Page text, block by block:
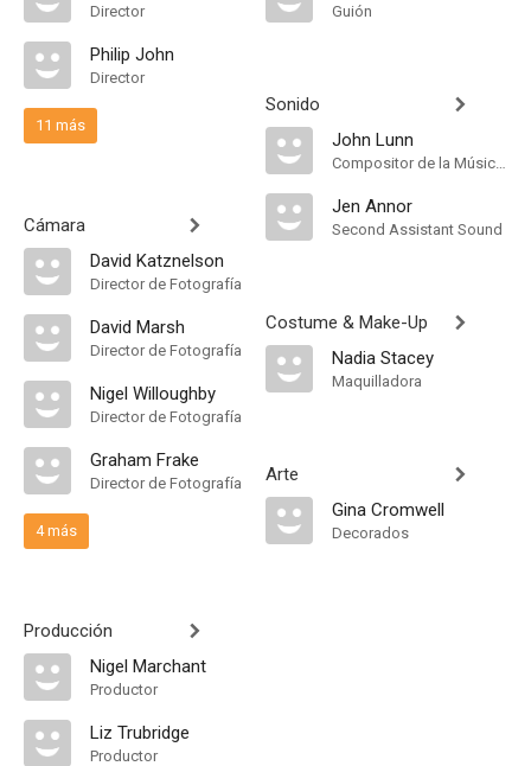
Director
Philip John
Director
11 más
Cámara
David Katznelson
Director de Fotografía
David Marsh
Director de Fotografía
Nigel Willoughby
Director de Fotografía
Graham Frake
Director de Fotografía
4 más
Producción
Nigel Marchant
Productor
Liz Trubridge
Productor
Guión
Sonido
John Lunn
Compositor de la Música Original
Jen Annor
Second Assistant Sound
Costume & Make-Up
Nadia Stacey
Maquilladora
Arte
Gina Cromwell
Decorados